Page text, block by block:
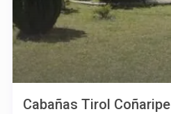
Cabañas Tirol Coñaripe